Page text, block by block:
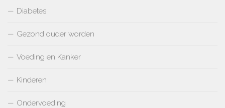
Diabetes
Gezond ouder worden
Voeding en Kanker
Kinderen
Ondervoeding